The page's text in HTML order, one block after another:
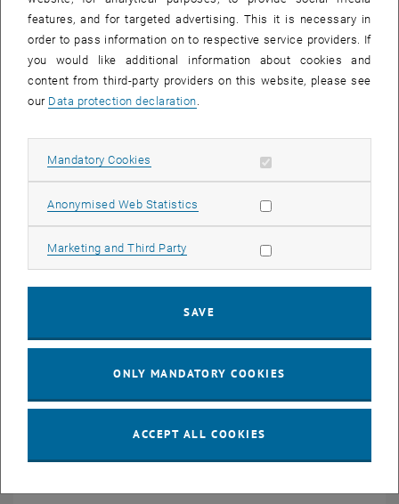
ausgetauscht
Inhalt:
Lernergebnisorientierung
Änderung der LVA-Beschreibung in TISS
3-Schritt-Logik der LVA-Planung
Formulierung von Lernergebnissen
Unterstützungsangebote Methoden:
kollegiale Diskussion und Vernetzung
Event details
Event location
1040 Wien
features, and for targeted advertising. This it is necessary in
order to pass information on to respective service providers. If
you would like additional information about cookies and
content from third-party providers on this website, please see
our Data protection declaration
Mandatory Cookies Allow mandatory cookies
Anonymised Web Statistics Allow statistic cookies
Marketing and Third Party Allow marketing cookies
SAVE
ONLY MANDATORY COOKIES
ACCEPT ALL COOKIES